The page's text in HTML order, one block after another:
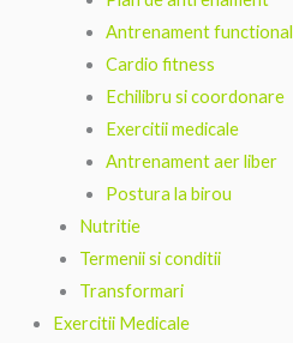
Antrenament functional
Cardio fitness
Echilibru si coordonare
Exercitii medicale
Antrenament aer liber
Postura la birou
Nutritie
Termenii si conditii
Transformari
Exercitii Medicale